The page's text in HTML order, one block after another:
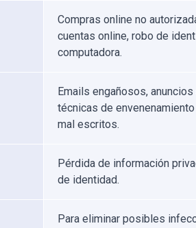
Compras online no
cuentas online, robo de
computadora.
Emails engañosos,
técnicas de
mal escritos.
Pérdida de información
de identidad.
Para eliminar posibles